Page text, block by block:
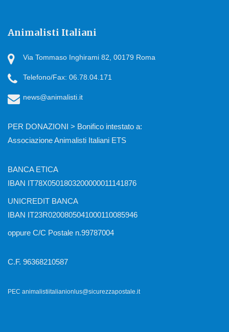
Animalisti Italiani
Via Tommaso Inghirami 82, 00179 Roma
Telefono/Fax: 06.78.04.171
news@animalisti.it
PER DONAZIONI > Bonifico intestato a:
Associazione Animalisti Italiani ETS
BANCA ETICA
IBAN IT78X0501803200000011141876
UNICREDIT BANCA
IBAN IT23R0200805041000110085946
oppure C/C Postale n.99787004
C.F. 96368210587
PEC animalistiitalianionlus@sicurezzapostale.it